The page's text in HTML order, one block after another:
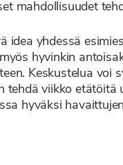
mahdollisuudet
idea yhdessä
hyvinkin
Keskustelua voi
tehdä viikko etätöitä
hyväksi